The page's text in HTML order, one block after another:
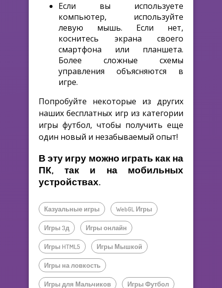
Если вы используете
компьютер, используйте
левую мышь. Если нет,
коснитесь экрана своего
смартфона или планшета.
Более сложные схемы
управления объясняются в
игре.
Попробуйте некоторые из других
наших бесплатных игр из категории
игры футбол, чтобы получить еще
один новый и незабываемый опыт!
В эту игру можно играть как на
ПК, так и на мобильных
устройствах.
Казуальные игры WebGL Игры
Игры 3д Игры онлайн
Игры HTML5 Игры Мышкой
Игры на ловкость
Игры для Мальчиков Игры Футбол